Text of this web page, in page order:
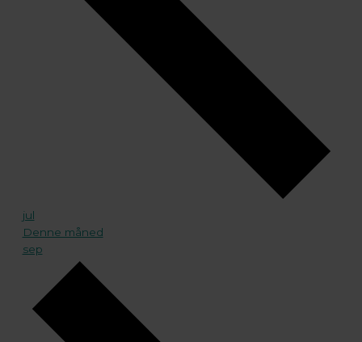
jul
Denne måned
sep